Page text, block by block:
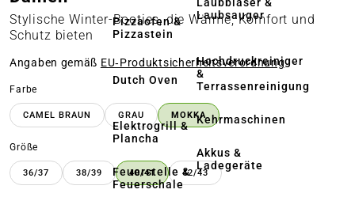
Pizzaofen &
Pizzastein
Dutch Oven
Elektrogrill &
Plancha
Feuerstelle &
Feuerschale
Laubsauger
Hochdruckreiniger
&
Terrassenreinigung
Kehrmaschinen
Akkus &
Ladegeräte
Stylische Winter-Booties, die Wärme, Komfort und
Schutz bieten
Angaben gemäß EU‑Produktsicherheitsverordnung
Farbe
CAMEL BRAUN GRAU MOKKA
Größe
36/37 38/39 40/41 42/43